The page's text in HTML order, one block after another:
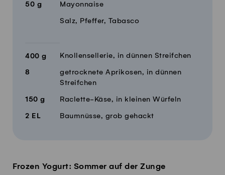
50 g Mayonnaise
Salz, Pfeffer, Tabasco
400 g Knollensellerie, in dünnen Streifchen
8
getrocknete Aprikosen, in dünnen
Streifchen
150 g Raclette-Käse, in kleinen Würfeln
2 EL Baumnüsse, grob gehackt
Frozen Yogurt: Sommer auf der Zunge